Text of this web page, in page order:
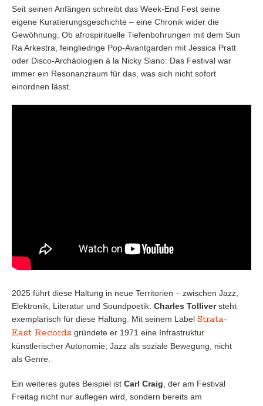
Seit seinen Anfängen schreibt das Week-End Fest seine
eigene Kuratierungsgeschichte – eine Chronik wider die
Gewöhnung. Ob afrospirituelle Tiefenbohrungen mit dem Sun
Ra Arkestra, feingliedrige Pop-Avantgarden mit Jessica Pratt
oder Disco-Archäologien à la Nicky Siano: Das Festival war
immer ein Resonanzraum für das, was sich nicht sofort
einordnen lässt.
2025 führt diese Haltung in neue Territorien – zwischen Jazz,
Elektronik, Literatur und Soundpoetik. Charles Tolliversteht
exemplarisch für diese Haltung. Mit seinem Label Strata-
East Records gründete er 1971 eine Infrastruktur
künstlerischer Autonomie; Jazz als soziale Bewegung, nicht
als Genre.
Ein weiteres gutes Beispiel ist Carl Craig , der am Festival
Freitag nicht nur auflegen wird, sondern bereits am